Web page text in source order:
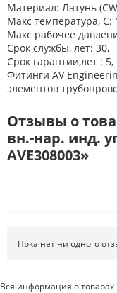
Материал: Латунь
Макс температура, С:
Макс рабочее
Срок службы, лет: 30,
Срок гарантии,лет : 5,
Фитинги AV
элементов
Отзывы о
вн.-нар. инд.
AVE308003»
не ошиблись в своем
Пока нет ни одного
Вся информация о товарах